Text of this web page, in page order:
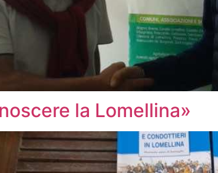
la Lomellina»